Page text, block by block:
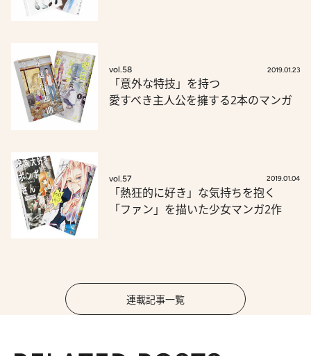
vol.58 2019.01.23
「意外な特技」を持つ
愛すべき主人公を擁する2本のマンガ
vol.57 2019.01.04
「熱狂的に好き」な気持ちを抱く
「ファン」を描いた少女マンガ2作
連載記事一覧